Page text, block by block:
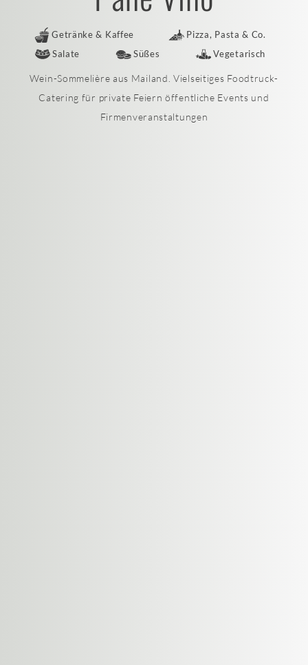
Getränke & Kaffee
Pizza, Pasta & Co.
Salate
Süßes Vegetarisch
Wein-Sommelière aus Mailand. Vielseitiges Foodtruck-
Catering für private Feiern öffentliche Events und
Firmenveranstaltungen